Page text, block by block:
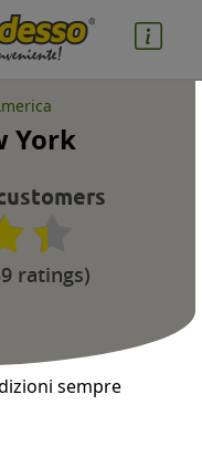
York
ratings)
sempre